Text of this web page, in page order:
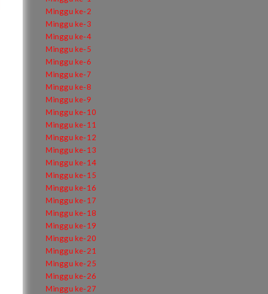
Minggu ke-2
Minggu ke-3
Minggu ke-4
Minggu ke-5
Minggu ke-6
Minggu ke-7
Minggu ke-8
Minggu ke-9
Minggu ke-10
Minggu ke-11
Minggu ke-12
Minggu ke-13
Minggu ke-14
Minggu ke-15
Minggu ke-16
Minggu ke-17
Minggu ke-18
Minggu ke-19
Minggu ke-20
Minggu ke-21
Minggu ke-25
Minggu ke-26
Minggu ke-27